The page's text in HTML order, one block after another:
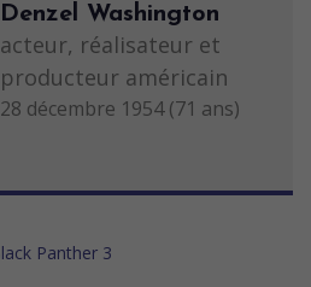
Denzel Washington
acteur, réalisateur et
producteur américain
28 décembre 1954 (71 ans)